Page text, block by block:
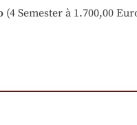
(4 Semester à 1.700,00